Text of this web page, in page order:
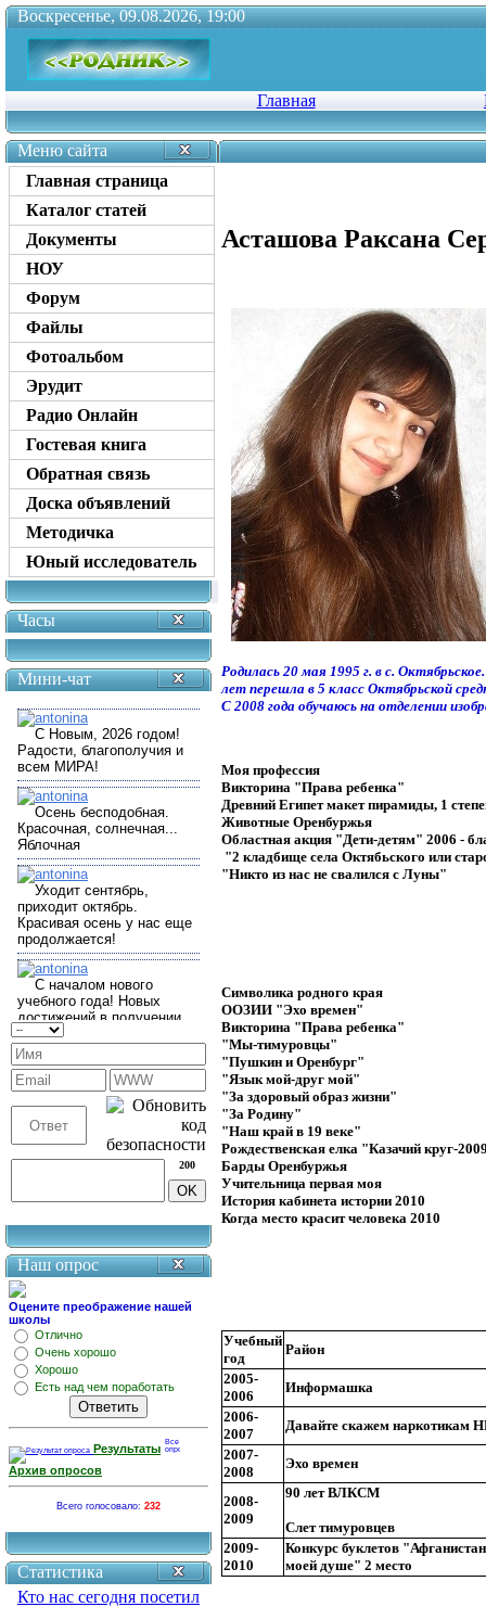
Воскресенье, 09.08.2026, 19:00
Главная
Меню сайта
Главная страница
Каталог статей
Документы
НОУ
Форум
Файлы
Фотоальбом
Эрудит
Радио Онлайн
Гостевая книга
Обратная связь
Доска объявлений
Методичка
Юный исследователь
Часы
Мини-чат
200
Наш опрос
Оцените преображение нашей
школы
Отлично
Очень хорошо
Хорошо
Есть над чем поработать
Результаты
Архив опросов
Всего голосовало: 232
Статистика
Кто нас сегодня посетил
Асташова Раксана
Родилась 20 мая 1995 г. в с.
лет перешла в 5 класс Октябрьской
С 2008 года обучаюсь на отделении
Моя профессия
Викторина "Права ребенка"
Древний Египет макет пирамиды, 1
Животные Оренбуржья
Областная акция "Дети-детям" 2006 -
"2 кладбище села Октябьского или
"Никто из нас не свалился с Луны"
Символика родного края
ООЗИИ "Эхо времен"
Викторина "Права ребенка"
"Мы-тимуровцы"
"Пушкин и Оренбург"
"Язык мой-друг мой"
"За здоровый образ жизни"
"За Родину"
"Наш край в 19 веке"
Рождественская елка "Казачий круг-
Барды Оренбуржья
Учительница первая моя
История кабинета истории 2010
Когда место красит человека 2010
Учебный
год
Район
2005-
2006
Информашка
2006-
2007
Давайте скажем наркотикам
2007-
2008
Эхо времен
2008-
2009
90 лет ВЛКСМ
Слет тимуровцев
2009-
2010
Конкурс буклетов
моей душе" 2 место